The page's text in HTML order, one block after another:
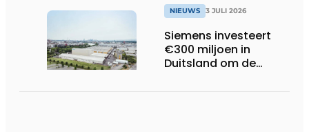
NIEUWS 3 JULI 2026
Siemens investeert
€300 miljoen in
Duitsland om de